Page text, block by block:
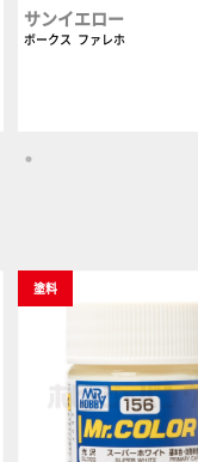
サンイエロー
ボークス ファレホ
塗料